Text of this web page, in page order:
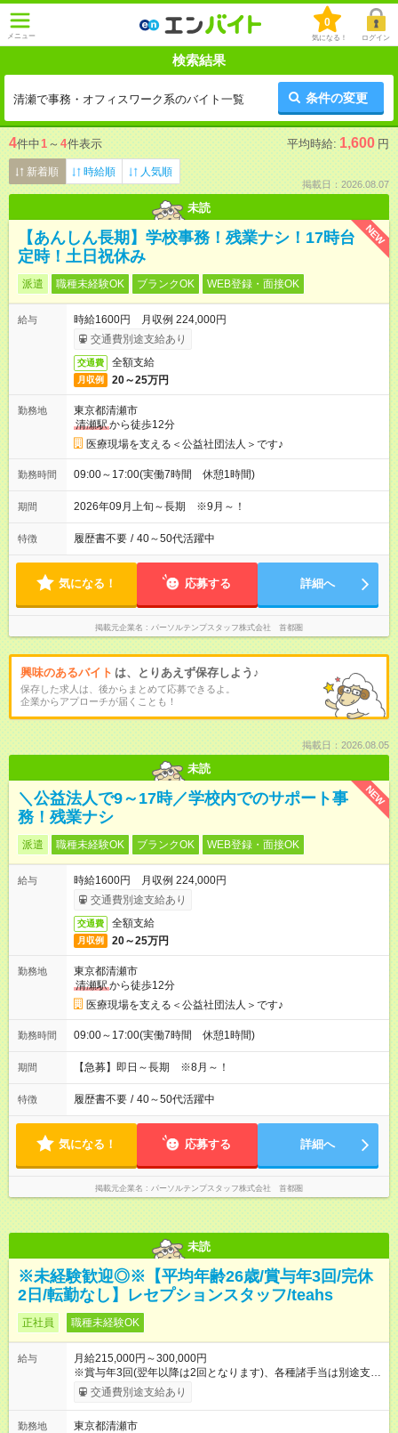
メニュー
0
気になる！ ログイン
検索結果
清瀬で事務・オフィスワーク系のバイト一覧 条件の変更
4件中1 ～ 4件表示 平均時給: 1,600 円
新着順 時給順 人気順
掲載日：2026.08.07
未読
NEW
【あんしん長期】学校事務！残業ナシ！17時台
定時！土日祝休み
派遣 職種未経験OK ブランクOK WEB登録・面接OK
給与
時給1600円 月収例 224,000円
交通費別途支給あり
交通費 全額支給
月収例 20～25万円
勤務地
東京都清瀬市
清瀬駅から徒歩12分
医療現場を支える＜公益社団法人＞です♪
勤務時間 09:00～17:00(実働7時間 休憩1時間)
期間 2026年09月上旬～長期 ※9月～！
特徴 履歴書不要 / 40～50代活躍中
気になる！ 応募する 詳細へ
掲載元企業名 パーソルテンプスタッフ株式会社 首都圏
興味のあるバイト は、とりあえず保存しよう♪
保存した求人は、後からまとめて応募できるよ。
企業からアプローチが届くことも！
掲載日：2026.08.05
未読
NEW
＼公益法人で9～17時／学校内でのサポート事
務！残業ナシ
派遣 職種未経験OK ブランクOK WEB登録・面接OK
給与
時給1600円 月収例 224,000円
交通費別途支給あり
交通費 全額支給
月収例 20～25万円
勤務地
東京都清瀬市
清瀬駅から徒歩12分
医療現場を支える＜公益社団法人＞です♪
勤務時間 09:00～17:00(実働7時間 休憩1時間)
期間 【急募】即日～長期 ※8月～！
特徴 履歴書不要 / 40～50代活躍中
気になる！ 応募する 詳細へ
掲載元企業名 パーソルテンプスタッフ株式会社 首都圏
未読
※未経験歓迎◎※【平均年齢26歳/賞与年3回/完休
2日/転勤なし】レセプションスタッフ/teahs
正社員 職種未経験OK
給与
月給215,000円～300,000円
※賞与年3回(翌年以降は2回となります)、各種諸手当は別途支
給！ ※能力・スキルを考慮し、ご相談の上で決定します。 【試
用期間】試用期間なし
交通費別途支給あり
勤務地
東京都清瀬市